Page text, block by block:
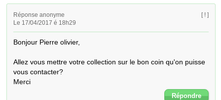
Réponse anonyme
Le 17/04/2017 é 18h29
[ ! ]
Bonjour Pierre olivier,
Allez vous mettre votre collection sur le bon coin qu'on puisse
vous contacter?
Merci
Répondre